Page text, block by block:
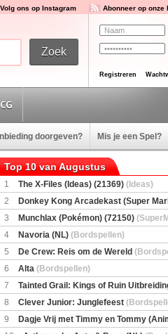
Volg ons op Instagram Abonneer op onze
Registreren
doorgeven? Mis je een Spel?
Top 10 van Augustus
1 The X-Files (Ideas) (21369) (Ideas)
2
Donkey Kong Arcadekast (Super
(SuperMario)
3 Munchlax (Pokémon) (72150)
4
Navoria (NL) (Bordspellen)
5
De Crew: Reis om de Wereld
6
Alta (Bordspellen)
7
Tainted Grail: Kings of Ruin
Encounters(Bordspellen)
8 Clever Junior: Junglefeest
9
Dagje Vrij met Timmy en Tommy
(77059)(Ideas)